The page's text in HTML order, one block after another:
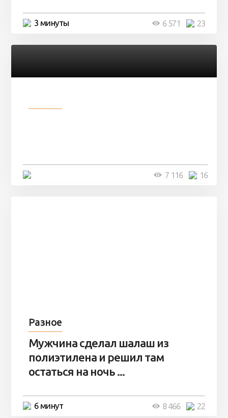
3 минуты 23
6 571
16
7 116
Разное
Мужчина сделал шалаш из
полиэтилена и решил там
остаться на ночь ...
6 минут 22
8 466